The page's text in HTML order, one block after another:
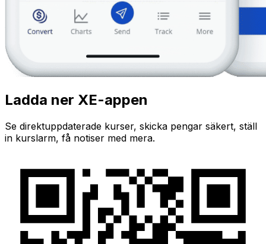
Ladda ner XE-appen
Se direktuppdaterade kurser, skicka pengar säkert, ställ
in kurslarm, få notiser med mera.